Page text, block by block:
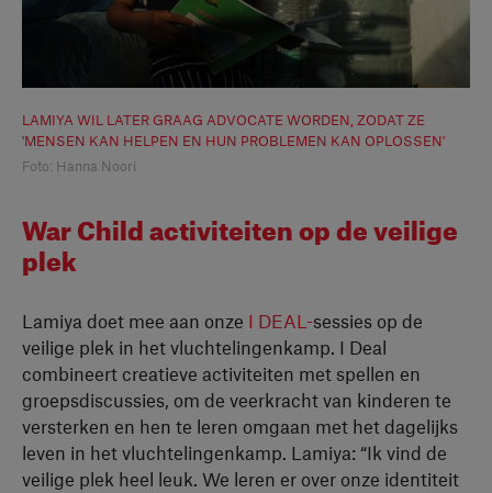
LAMIYA WIL LATER GRAAG ADVOCATE WORDEN, ZODAT ZE
'MENSEN KAN HELPEN EN HUN PROBLEMEN KAN OPLOSSEN'
Foto: Hanna Noori
War Child activiteiten op de veilige
plek
Lamiya doet mee aan onze I DEAL-sessies op de
veilige plek in het vluchtelingenkamp. I Deal
combineert creatieve activiteiten met spellen en
groepsdiscussies, om de veerkracht van kinderen te
versterken en hen te leren omgaan met het dagelijks
leven in het vluchtelingenkamp. Lamiya: “Ik vind de
veilige plek heel leuk. We leren er over onze identiteit